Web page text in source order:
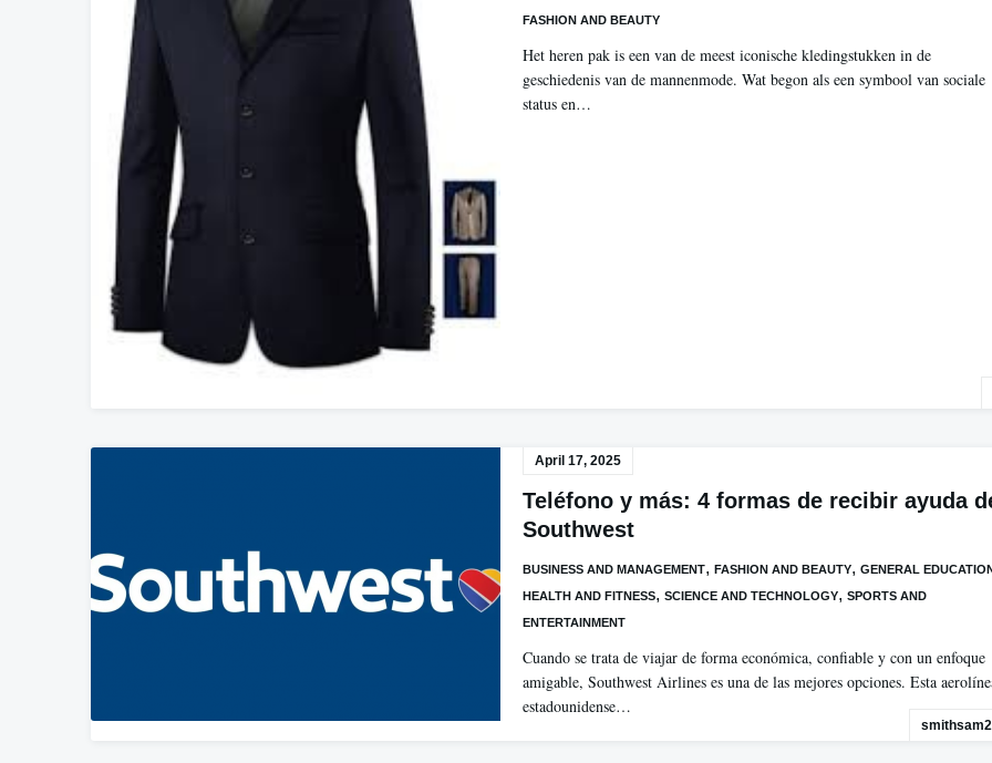
FASHION AND BEAUTY
Het heren pak is een van de meest iconische kledingstukken in de
geschiedenis van de mannenmode. Wat begon als een symbool van sociale
status en…
April 17, 2025
Teléfono y más: 4 formas de recibir ayuda
Southwest
BUSINESS AND MANAGEMENT, FASHION AND BEAUTY, GENERAL
HEALTH AND FITNESS, SCIENCE AND TECHNOLOGY, SPORTS AND
ENTERTAINMENT
Cuando se trata de viajar de forma económica, confiable y con un enfoque
amigable, Southwest Airlines es una de las mejores opciones. Esta
estadounidense…